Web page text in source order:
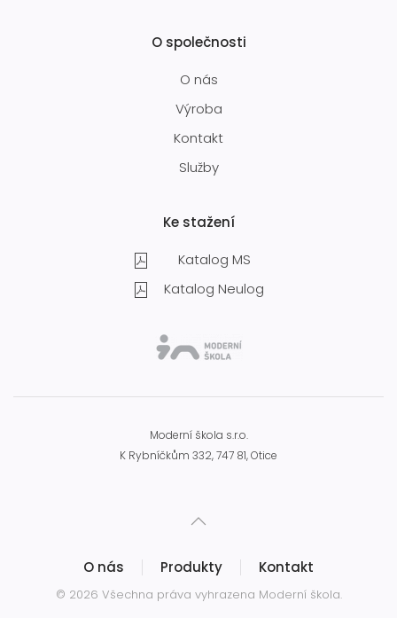
O společnosti
O nás
Výroba
Kontakt
Služby
Ke stažení
Katalog MS
Katalog Neulog
Moderní škola s.r.o.
K Rybníčkům 332, 747 81, Otice
O nás Produkty Kontakt
© 2026 Všechna práva vyhrazena Moderní škola.